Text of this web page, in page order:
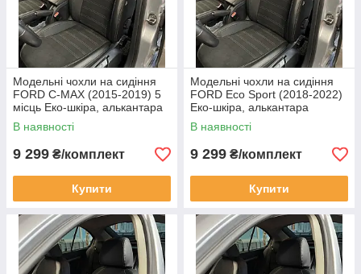
Модельні чохли на сидіння
FORD C-MAX (2015-2019) 5
місць Еко-шкіра, алькантара
В наявності
9 299 ₴/комплект
Купити
Модельні чохли на сидіння
FORD Eco Sport (2018-2022)
Еко-шкіра, алькантара
В наявності
9 299 ₴/комплект
Купити